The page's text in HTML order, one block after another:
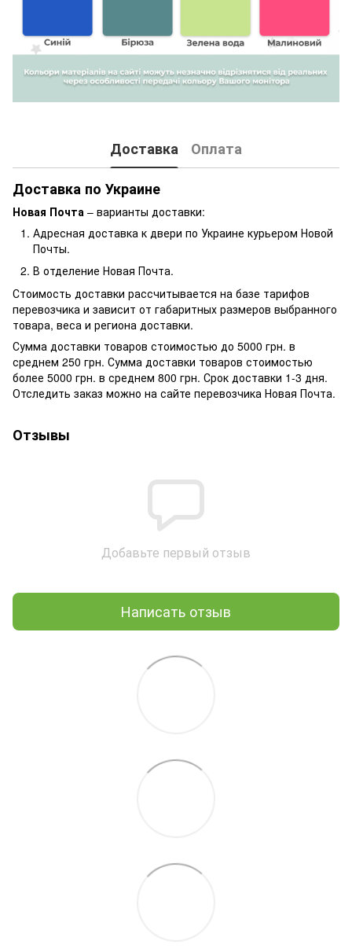
Доставка
Оплата
Доставка по Украине
Новая Почта – варианты доставки:
Адресная доставка к двери по Украине курьером Новой
Почты.
В отделение Новая Почта.
Стоимость доставки рассчитывается на базе тарифов
перевозчика и зависит от габаритных размеров выбранного
товара, веса и региона доставки.
Сумма доставки товаров стоимостью до 5000 грн. в
среднем 250 грн. Сумма доставки товаров стоимостью
более 5000 грн. в среднем 800 грн. Срок доставки 1-3 дня.
Отследить заказ можно на сайте перевозчика Новая Почта.
Отзывы
Добавьте первый отзыв
Написать отзыв